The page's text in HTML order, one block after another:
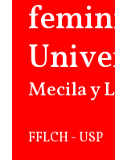
Mecila y
FFLCH - USP